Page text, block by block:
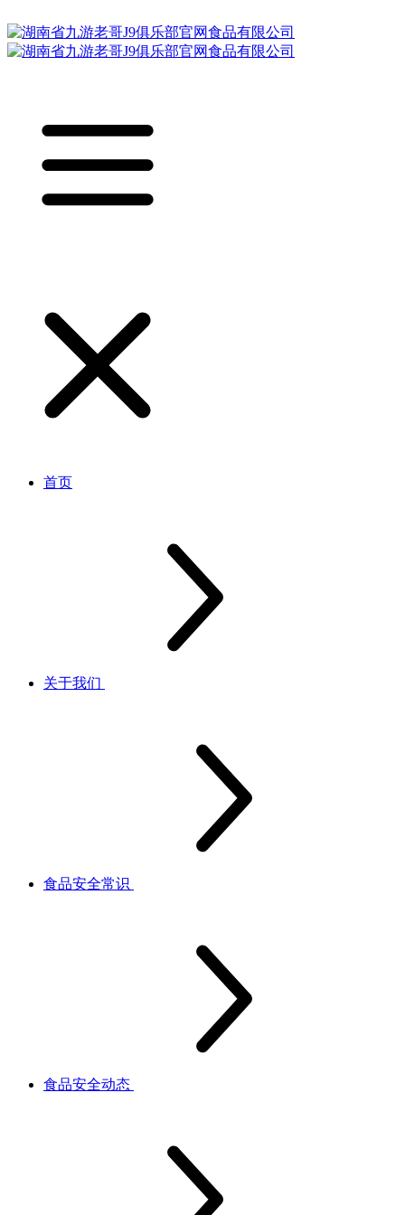
首页
关于我们
食品安全常识
食品安全动态